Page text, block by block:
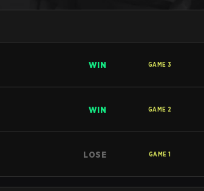
WIN GAME 3
WIN GAME 2
LOSE GAME 1